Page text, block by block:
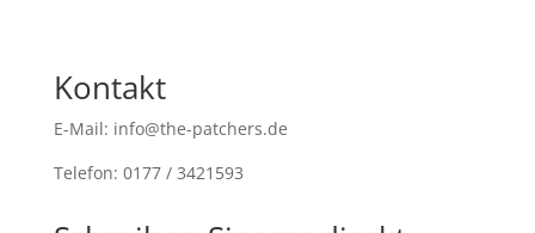
Kontakt
E-Mail: info@the-patchers.de
Telefon: 0177 / 3421593